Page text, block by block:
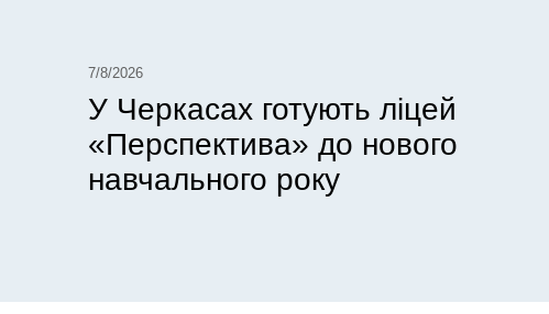
7/8/2026
У Черкасах готують ліцей
«Перспектива» до нового
навчального року